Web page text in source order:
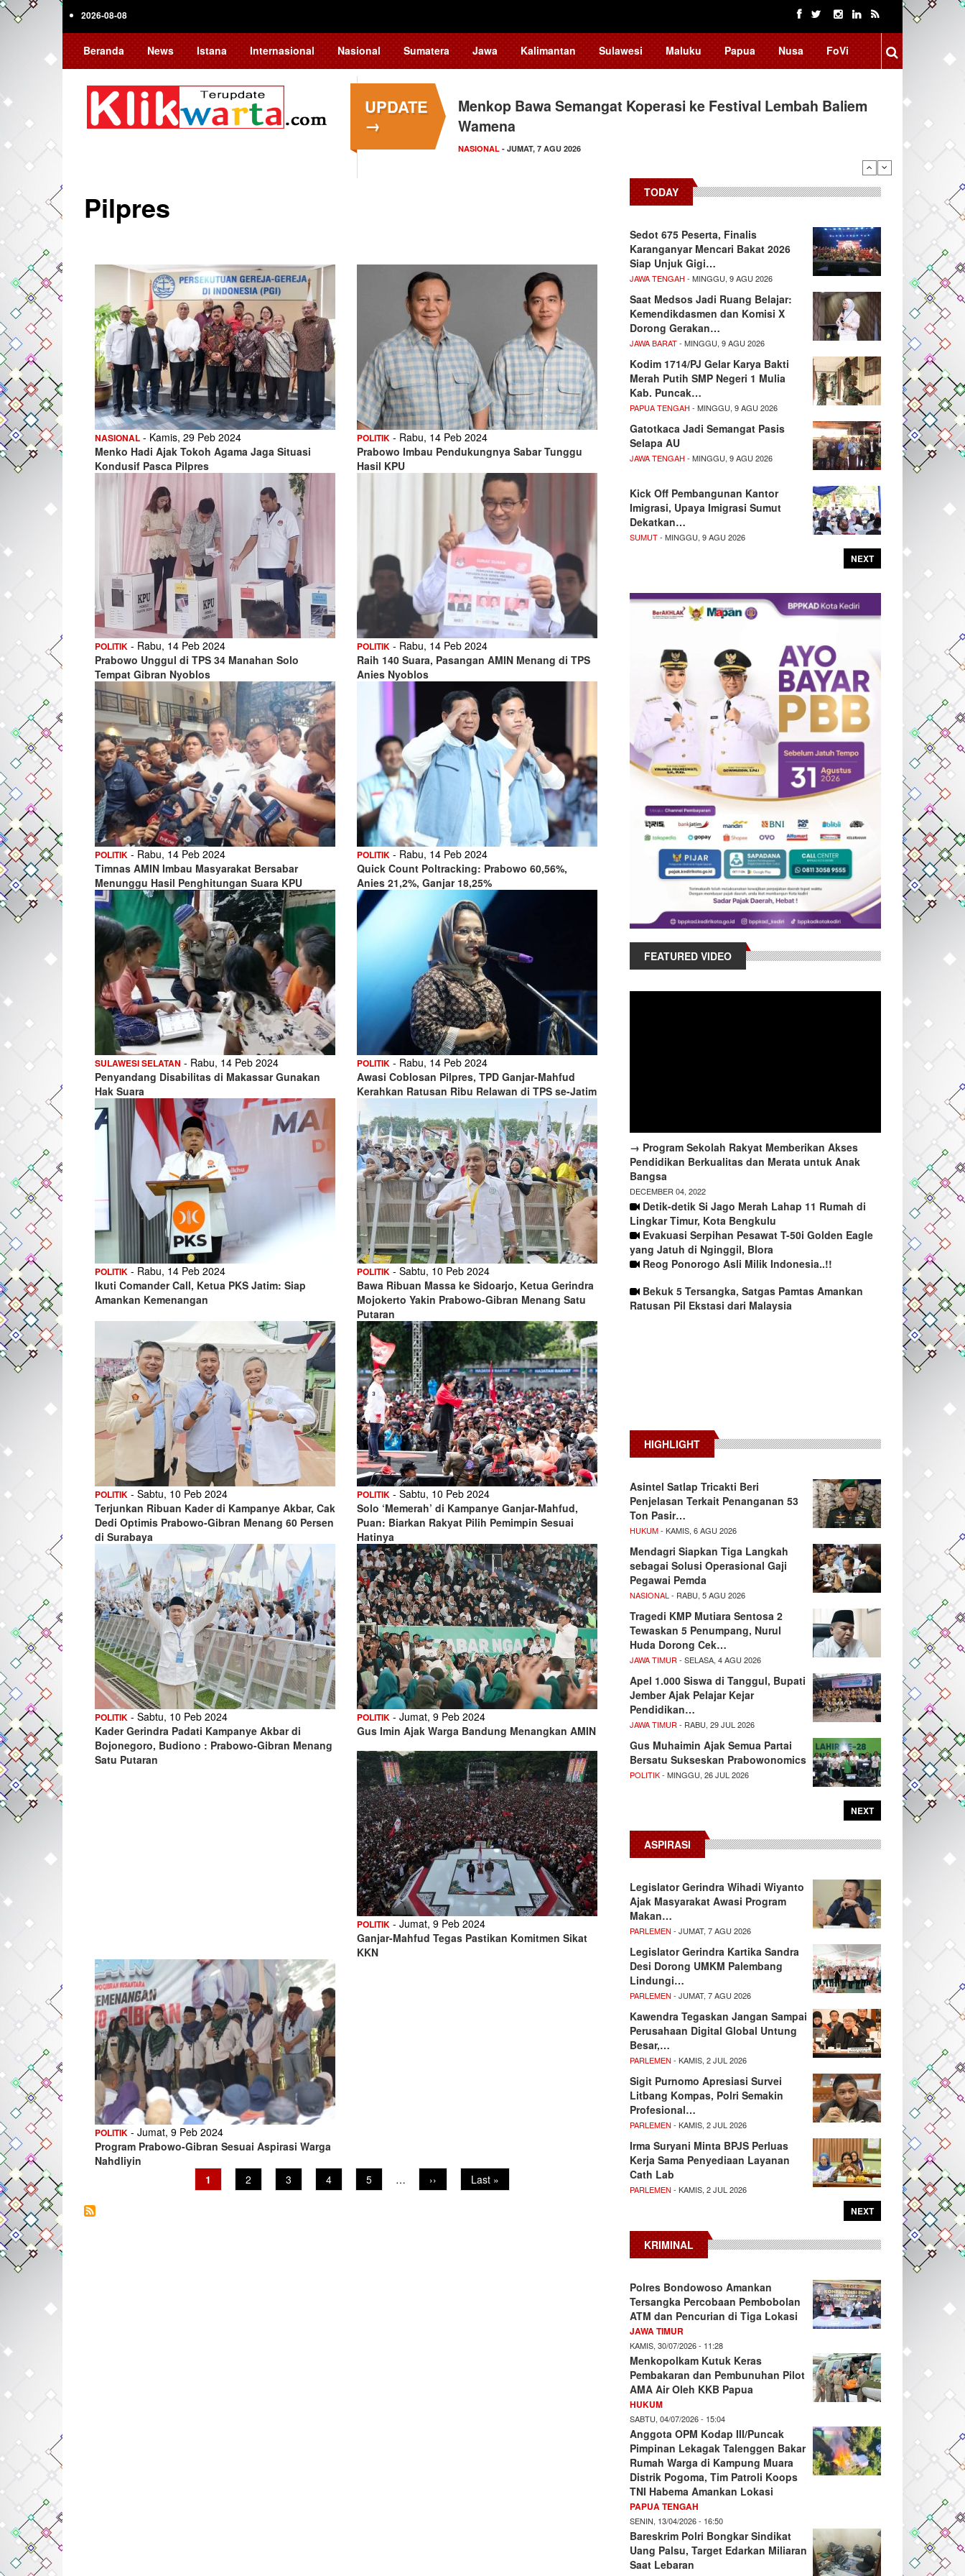
Skip
2026-08-08
Beranda News Istana Internasional Nasional Sumatera Jawa Kalimantan Sulawesi Maluku Papua Nusa FoVi
UPDATE
→
Menkop Bawa Semangat Koperasi ke Festival Lembah Baliem
Wamena
NASIONAL - JUMAT, 7 AGU 2026
Pilpres
NASIONAL - Kamis, 29 Peb 2024
Menko Hadi Ajak Tokoh Agama Jaga Situasi
Kondusif Pasca Pilpres
POLITIK - Rabu, 14 Peb 2024
Prabowo Imbau Pendukungnya Sabar Tunggu
Hasil KPU
POLITIK - Rabu, 14 Peb 2024
Prabowo Unggul di TPS 34 Manahan Solo
Tempat Gibran Nyoblos
POLITIK - Rabu, 14 Peb 2024
Raih 140 Suara, Pasangan AMIN Menang di TPS
Anies Nyoblos
POLITIK - Rabu, 14 Peb 2024
Timnas AMIN Imbau Masyarakat Bersabar
Menunggu Hasil Penghitungan Suara KPU
POLITIK - Rabu, 14 Peb 2024
Quick Count Poltracking: Prabowo 60,56%,
Anies 21,2%, Ganjar 18,25%
SULAWESI SELATAN - Rabu, 14 Peb 2024
Penyandang Disabilitas di Makassar Gunakan
Hak Suara
POLITIK - Rabu, 14 Peb 2024
Awasi Coblosan Pilpres, TPD Ganjar-Mahfud
Kerahkan Ratusan Ribu Relawan di TPS se-Jatim
POLITIK - Rabu, 14 Peb 2024
Ikuti Comander Call, Ketua PKS Jatim: Siap
Amankan Kemenangan
POLITIK - Sabtu, 10 Peb 2024
Bawa Ribuan Massa ke Sidoarjo, Ketua Gerindra
Mojokerto Yakin Prabowo-Gibran Menang Satu
Putaran
POLITIK - Sabtu, 10 Peb 2024
Terjunkan Ribuan Kader di Kampanye Akbar, Cak
Dedi Optimis Prabowo-Gibran Menang 60 Persen
di Surabaya
POLITIK - Sabtu, 10 Peb 2024
Solo ‘Memerah’ di Kampanye Ganjar-Mahfud,
Puan: Biarkan Rakyat Pilih Pemimpin Sesuai
Hatinya
POLITIK - Sabtu, 10 Peb 2024
Kader Gerindra Padati Kampanye Akbar di
Bojonegoro, Budiono : Prabowo-Gibran Menang
Satu Putaran
POLITIK - Jumat, 9 Peb 2024
Gus Imin Ajak Warga Bandung Menangkan AMIN
POLITIK - Jumat, 9 Peb 2024
Ganjar-Mahfud Tegas Pastikan Komitmen Sikat
KKN
POLITIK - Jumat, 9 Peb 2024
Program Prabowo-Gibran Sesuai Aspirasi Warga
Nahdliyin
Pagination
Current
page
1 Page
2 Page
3 Page
4 Page
5 …
Next
page
››
Last
page
Last »
TODAY
Sedot 675 Peserta, Finalis
Karanganyar Mencari Bakat 2026
Siap Unjuk Gigi…
JAWA TENGAH - MINGGU, 9 AGU 2026
Saat Medsos Jadi Ruang Belajar:
Kemendikdasmen dan Komisi X
Dorong Gerakan…
JAWA BARAT- MINGGU, 9 AGU 2026
Kodim 1714/PJ Gelar Karya Bakti
Merah Putih SMP Negeri 1 Mulia
Kab. Puncak…
PAPUA TENGAH - MINGGU, 9 AGU 2026
Gatotkaca Jadi Semangat Pasis
Selapa AU
JAWA TENGAH - MINGGU, 9 AGU 2026
Kick Off Pembangunan Kantor
Imigrasi, Upaya Imigrasi Sumut
Dekatkan…
SUMUT- MINGGU, 9 AGU 2026
NEXT
FEATURED VIDEO
→ Program Sekolah Rakyat Memberikan Akses
Pendidikan Berkualitas dan Merata untuk Anak
Bangsa
DECEMBER 04, 2022
Detik-detik Si Jago Merah Lahap 11 Rumah di
Lingkar Timur, Kota Bengkulu
Evakuasi Serpihan Pesawat T-50i Golden Eagle
yang Jatuh di Nginggil, Blora
Reog Ponorogo Asli Milik Indonesia..!!
Bekuk 5 Tersangka, Satgas Pamtas Amankan
Ratusan Pil Ekstasi dari Malaysia
HIGHLIGHT
Asintel Satlap Tricakti Beri
Penjelasan Terkait Penanganan 53
Ton Pasir…
HUKUM- KAMIS, 6 AGU 2026
Mendagri Siapkan Tiga Langkah
sebagai Solusi Operasional Gaji
Pegawai Pemda
NASIONAL - RABU, 5 AGU 2026
Tragedi KMP Mutiara Sentosa 2
Tewaskan 5 Penumpang, Nurul
Huda Dorong Cek…
JAWA TIMUR - SELASA, 4 AGU 2026
Apel 1.000 Siswa di Tanggul, Bupati
Jember Ajak Pelajar Kejar
Pendidikan…
JAWA TIMUR - RABU, 29 JUL 2026
Gus Muhaimin Ajak Semua Partai
Bersatu Sukseskan Prabowonomics
POLITIK- MINGGU, 26 JUL 2026
NEXT
ASPIRASI
Legislator Gerindra Wihadi Wiyanto
Ajak Masyarakat Awasi Program
Makan…
PARLEMEN - JUMAT, 7 AGU 2026
Legislator Gerindra Kartika Sandra
Desi Dorong UMKM Palembang
Lindungi…
PARLEMEN - JUMAT, 7 AGU 2026
Kawendra Tegaskan Jangan Sampai
Perusahaan Digital Global Untung
Besar,…
PARLEMEN - KAMIS, 2 JUL 2026
Sigit Purnomo Apresiasi Survei
Litbang Kompas, Polri Semakin
Profesional…
PARLEMEN - KAMIS, 2 JUL 2026
Irma Suryani Minta BPJS Perluas
Kerja Sama Penyediaan Layanan
Cath Lab
PARLEMEN - KAMIS, 2 JUL 2026
NEXT
KRIMINAL
Polres Bondowoso Amankan
Tersangka Percobaan Pembobolan
ATM dan Pencurian di Tiga Lokasi
JAWA TIMUR
KAMIS, 30/07/2026 - 11:28
Menkopolkam Kutuk Keras
Pembakaran dan Pembunuhan Pilot
AMA Air Oleh KKB Papua
HUKUM
SABTU, 04/07/2026 - 15:04
Anggota OPM Kodap III/Puncak
Pimpinan Lekagak Talenggen Bakar
Rumah Warga di Kampung Muara
Distrik Pogoma, Tim Patroli Koops
TNI Habema Amankan Lokasi
PAPUA TENGAH
SENIN, 13/04/2026 - 16:50
Bareskrim Polri Bongkar Sindikat
Uang Palsu, Target Edarkan Miliaran
Saat Lebaran